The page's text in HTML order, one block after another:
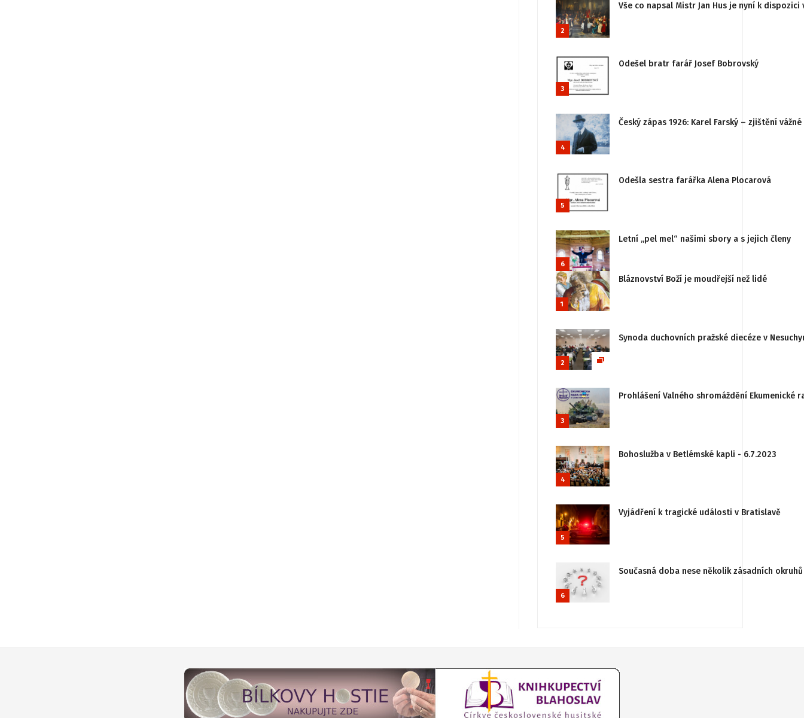
2
Vše co napsal Mistr Jan Hus je nyní k
3
Odešel bratr farář Josef Bobrovský
4
Český zápas 1926: Karel Farský – zjištění
5
Odešla sestra farářka Alena Plocarová
6
Letní „pel mel“ našimi sbory a s jejich členy
1
Bláznovství Boží je moudřejší než lidé
2
Synoda duchovních pražské diecéze v
3
Prohlášení Valného shromáždění
4
Bohoslužba v Betlémské kapli - 6.7.2023
5
Vyjádření k tragické události v Bratislavě
6
Současná doba nese několik zásadních